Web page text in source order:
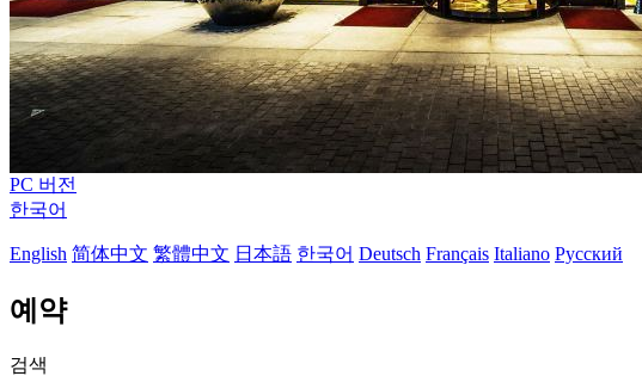
PC 버전
한국어
English 简体中文 繁體中文 日本語 한국어 Deutsch Français Italiano Русский
예약
검색